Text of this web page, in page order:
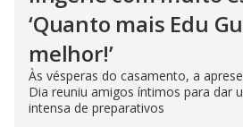
‘Quanto mais Edu
melhor!’
Às vésperas do casamento, a
Dia reuniu amigos íntimos para dar
intensa de preparativos